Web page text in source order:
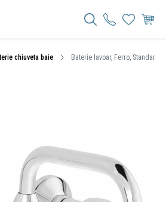
chiuveta baie Baterie lavoar, Ferro, Standard,